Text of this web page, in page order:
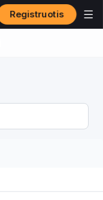
Registruotis